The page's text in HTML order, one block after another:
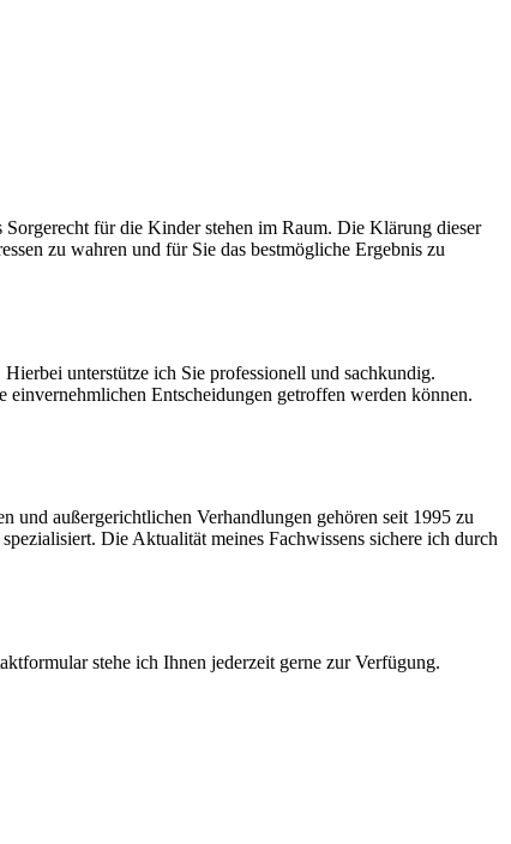
für die Kinder stehen im Raum. Die Klärung dieser
zu wahren und für Sie das bestmögliche Ergebnis zu
unterstütze ich Sie professionell und sachkundig.
Entscheidungen getroffen werden können.
und außergerichtlichen Verhandlungen gehören seit 1995 zu
Die Aktualität meines Fachwissens sichere ich durch
stehe ich Ihnen jederzeit gerne zur Verfügung.